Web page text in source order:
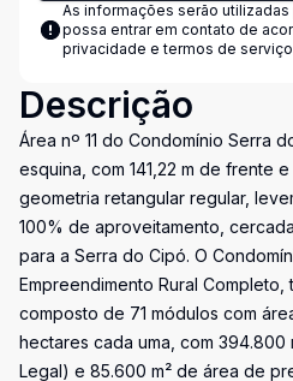
As informações serão
possa entrar em contato de
privacidade e termos de serviço
Descrição
Área nº 11 do Condomínio Serra
esquina, com 141,22 m de frente e
geometria retangular regular,
100% de aproveitamento,
para a Serra do Cipó. O
Empreendimento Rural Completo,
composto de 71 módulos com
hectares cada uma, com 394.800
Legal) e 85.600 m² de área de